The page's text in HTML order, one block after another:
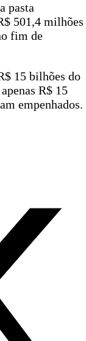
pasta
501,4 milhões
fim de
15 bilhões do
R$ 15
empenhados.